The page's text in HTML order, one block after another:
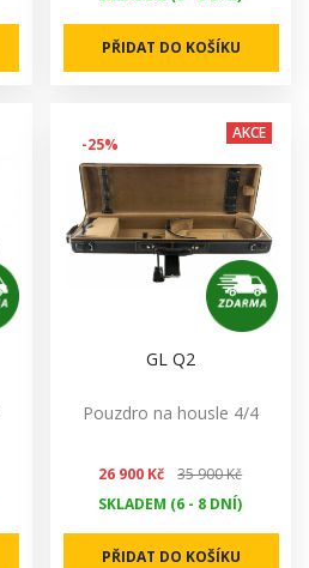
PŘIDAT DO KOŠÍKU
-25%
AKCE
GL Q2
Pouzdro na housle 4/4
26 900 Kč
35 900 Kč
SKLADEM (6 - 8 DNÍ)
PŘIDAT DO KOŠÍKU